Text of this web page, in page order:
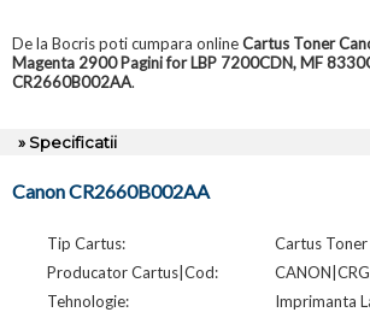
De la Bocris poti cumpara onlineCartus Toner
Magenta 2900 Pagini for LBP 7200CDN, MF
CR2660B002AA.
» Specificatii
Canon CR2660B002AA
Tip Cartus:
Cartus
Producator Cartus|Cod:
Tehnologie:
Imprimanta